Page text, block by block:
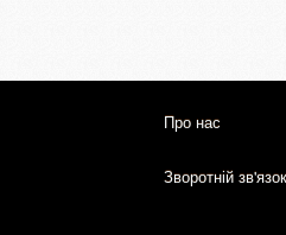
Про нас
Зворотній зв'язок